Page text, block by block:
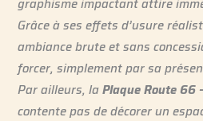
Grâce à ses effets d’usure
ambiance brute et sans
forcer, simplement par sa
Par ailleurs, laPlaque Route 66
contente pas de décorer un